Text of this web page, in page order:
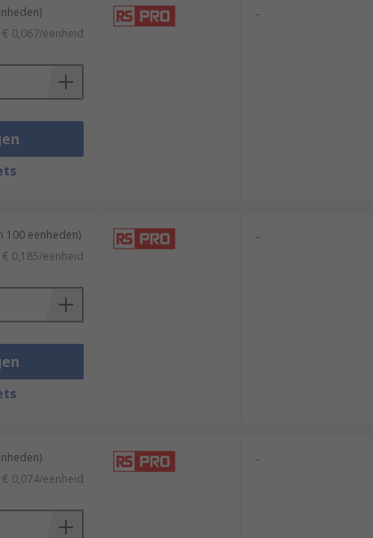
€ 0,067/eenheid
-
100 eenheden)
€ 0,185/eenheid
-
€ 0,074/eenheid
-